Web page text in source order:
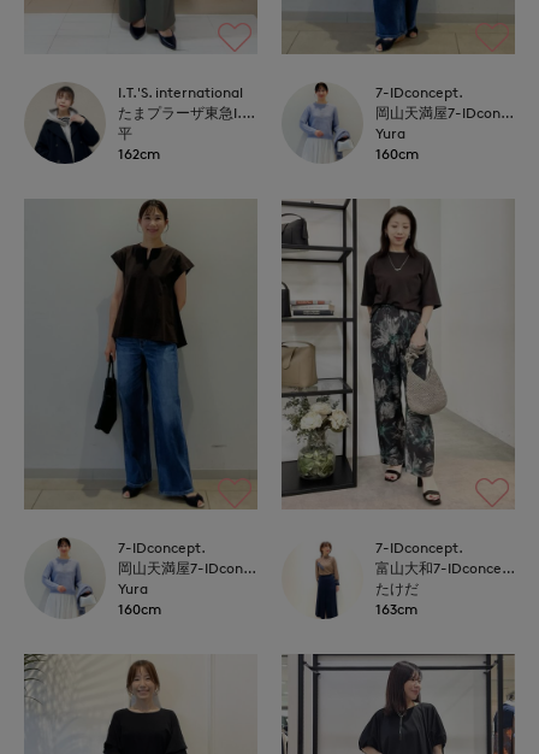
I.T.'S. international
たまプラーザ東急I.T.'S.international
平
162cm
7-IDconcept.
岡山天満屋7-IDconcept.
Yura
160cm
7-IDconcept.
岡山天満屋7-IDconcept.
Yura
160cm
7-IDconcept.
富山大和7-IDconcept.
たけだ
163cm